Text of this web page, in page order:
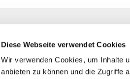
Diese Webseite verwendet Cookies
Wir verwenden Cookies, um Inhalte
anbieten zu können und die Zugriffe
ekvw.de